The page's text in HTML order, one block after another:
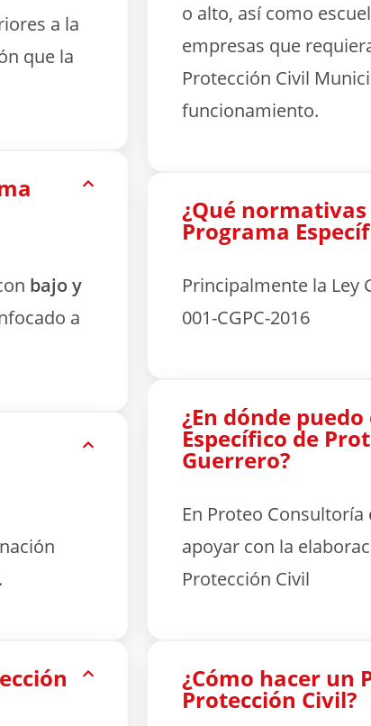
a la
que la
bajo y
a
o alto, así como
empresas que
Protección Civil
funcionamiento.
¿Qué
Programa
Principalmente la Ley
001-CGPC-2016
¿En dónde
Específico de
Guerrero?
En Proteo
apoyar con la
Protección Civil
¿Cómo hacer un
Protección Civil?